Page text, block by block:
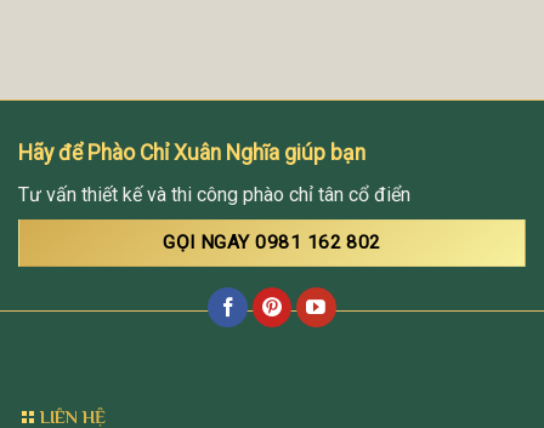
Hãy để Phào Chỉ Xuân Nghĩa giúp bạn
Tư vấn thiết kế và thi công phào chỉ tân cổ điển
GỌI NGAY 0981 162 802
LIÊN HỆ